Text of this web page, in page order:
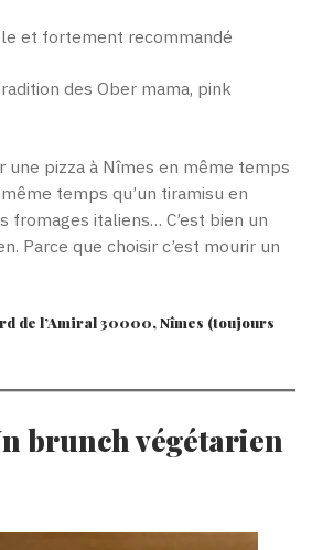
et fortement recommandé
des Ober mama, pink
une pizza à Nîmes en même temps
temps qu’un tiramisu en
fromages italiens… C’est bien un
Parce que choisir c’est mourir un
de l’Amiral 30000, Nîmes (toujours
brunch végétarien